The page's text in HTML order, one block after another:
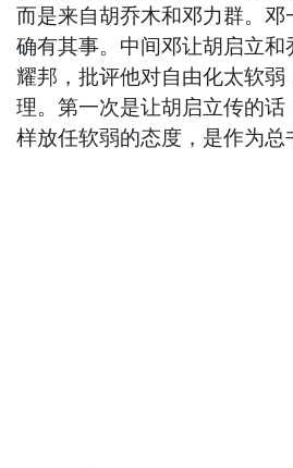
而是来自胡乔木和邓力群。邓
确有其事。中间邓让胡启立和
耀邦，批评他对自由化太软弱
理。第一次是让胡启立传的话
样放任软弱的态度，是作为总